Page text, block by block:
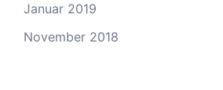
Januar 2019
November 2018